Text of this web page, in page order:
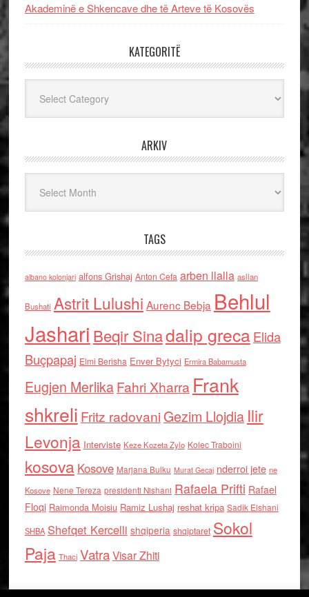
Akademinë e Shkencave dhe të Arteve të Kosovës
KATEGORITË
ARKIV
TAGS
albano kolonjari alfons Grishaj Anton Cefa arben llalla asllan
Bushati Astrit Lulushi Aurenc Bebja Behlul
Jashari Beqir Sinadalip grecaElida
Buçpapaj Elmi Berisha Enver Bytyci Ermira Babamusta
Eugjen MerlikaFahri Xharra Frank
shkreli Fritz radovaniGezim Llojdia Ilir
Levonja Interviste Keze Kozeta Zylo Kolec Traboini
kosova Kosove Marjana Bulku Murat Gecaj nderroi jete ne
Kosove Nene Tereza presidenti Nishani Rafaela Prifti Rafael
Floqi Raimonda Moisiu Ramiz Lushaj reshat kripa Sadik Elshani
SHBA Shefqet Kercelli shqiperia shqiptaret Sokol
Paja Thaci VatraVisar Zhiti